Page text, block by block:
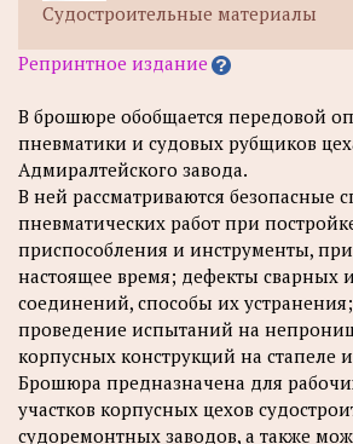
Судостроительные материалы
Репринтное издание
В брошюре обобщается передовой
пневматики и судовых рубщиков
Адмиралтейского завода.
В ней рассматриваются безопасные
пневматических работ при
приспособления и инструменты,
настоящее время; дефекты сварных
соединений, способы их
проведение испытаний на
корпусных конструкций на стапеле
Брошюра предназначена для
участков корпусных цехов
судоремонтных заводов, а также